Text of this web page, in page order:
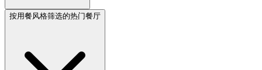
按用餐风格筛选的热门餐厅